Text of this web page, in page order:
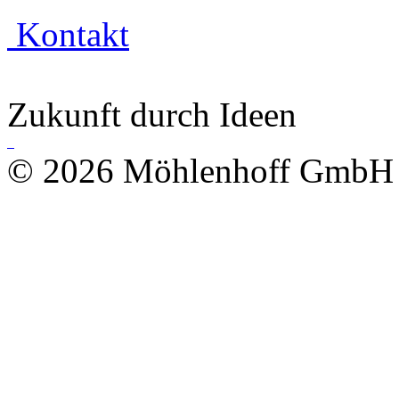
Kontakt
Zukunft durch Ideen
© 2026 Möhlenhoff GmbH